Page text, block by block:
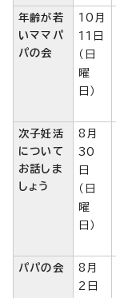
年齢が若
いママパ
パの会
10月
11日
（日
曜
日）
次子妊活
について
お話しま
しょう
8月
30
日
（日
曜
日）
パパの会
8月
2日